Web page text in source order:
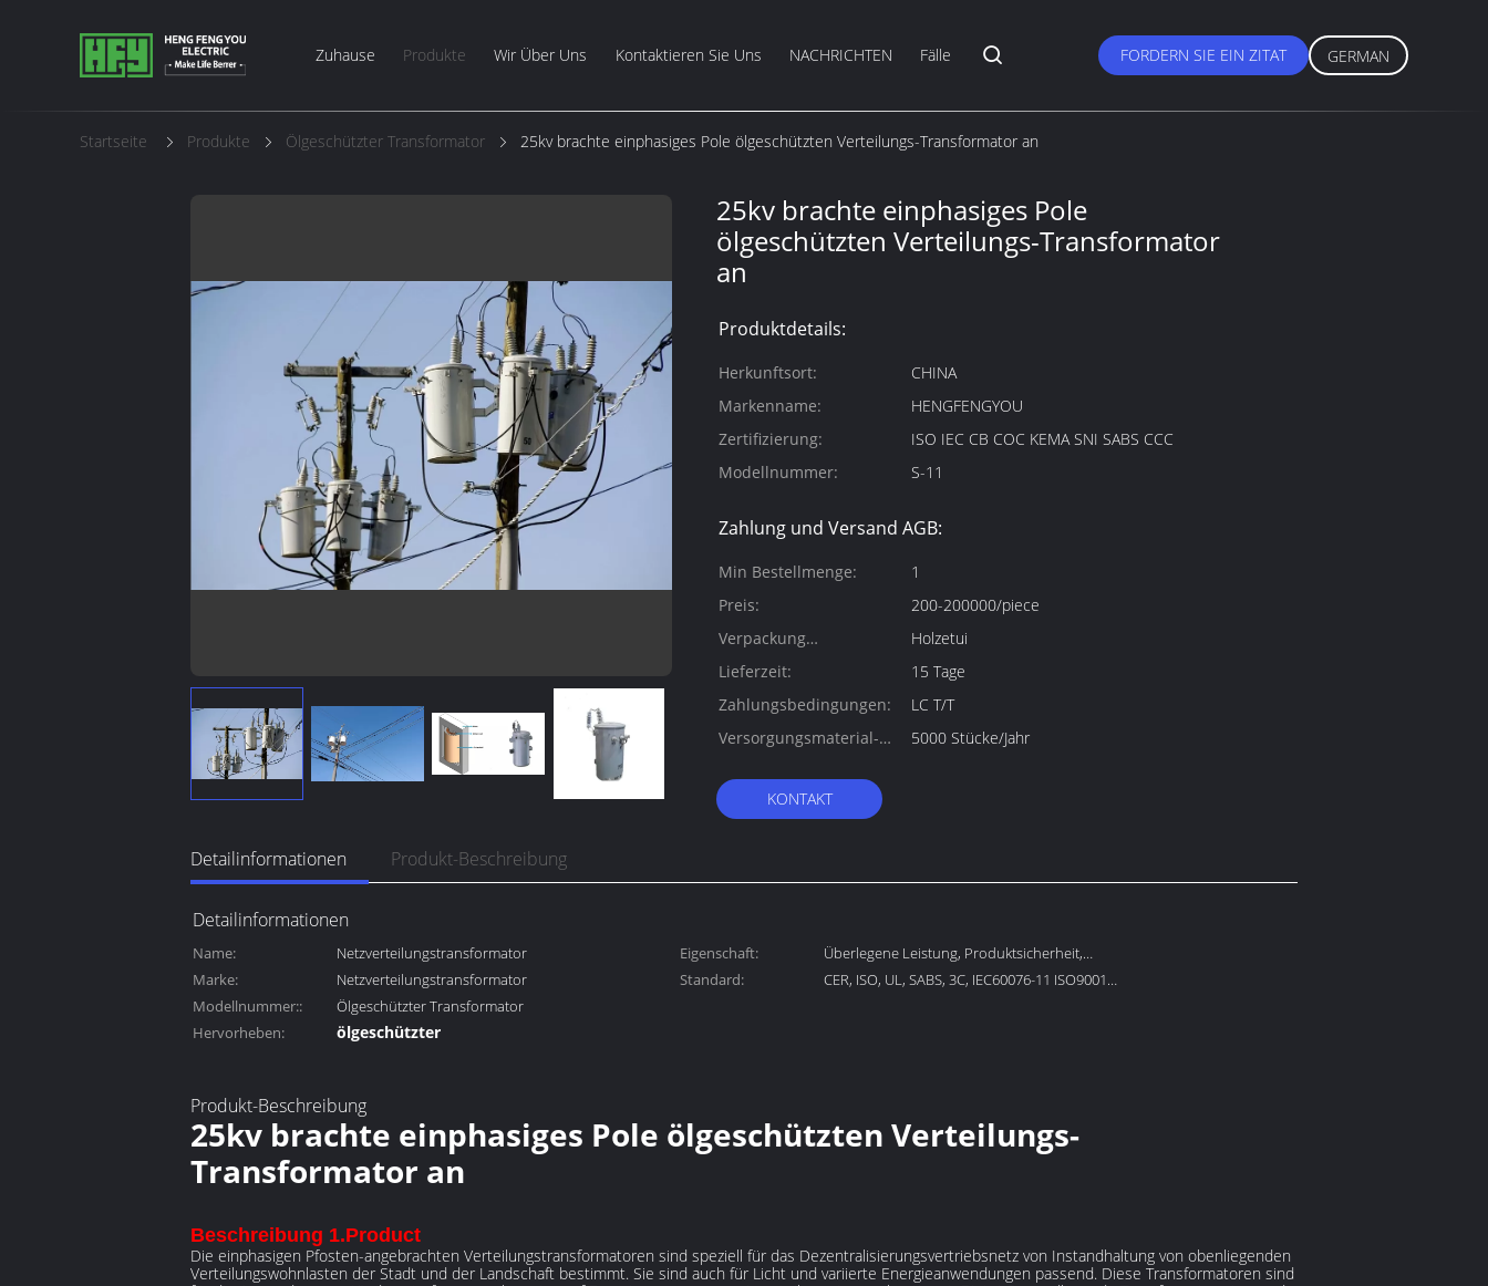
Zuhause Produkte Wir Über Uns Kontaktieren Sie Uns NACHRICHTEN Fälle FORDERN SIE EIN ZITAT GERMAN
Startseite Produkte Ölgeschützter Transformator 25kv brachte einphasiges Pole ölgeschützten Verteilungs-Transformator an
25kv brachte einphasiges Pole
ölgeschützten Verteilungs-Transformator
an
Produktdetails:
Herkunftsort:
CHINA
Markenname:
HENGFENGYOU
Zertifizierung:
ISO IEC CB COC KEMA SNI SABS CCC
Modellnummer:
S-11
Zahlung und Versand AGB:
Min Bestellmenge:
1
Preis:
200-200000/piece
Verpackung
Informationen:
Holzetui
Lieferzeit:
15 Tage
Zahlungsbedingungen:
LC T/T
Versorgungsmaterial-
5000 Stücke/Jahr
KONTAKT
Detailinformationen Produkt-Beschreibung
Detailinformationen
Name: Netzverteilungstransformator Eigenschaft:
Überlegene Leistung, Produktsicherheit,
Zuverlässigkeit, Umweltschutz
Marke: Netzverteilungstransformator Standard:
CER, ISO, UL, SABS, 3C, IEC60076-11 ISO9001
Modellnummer::
Ölgeschützter Transformator
Hervorheben:
ölgeschützter
Produkt-Beschreibung
25kv brachte einphasiges Pole ölgeschützten Verteilungs-
Transformator an
Beschreibung 1.Product
Die einphasigen Pfosten-angebrachten Verteilungstransformatoren sind speziell für das Dezentralisierungsvertriebsnetz von Instandhaltung von obenliegenden
Verteilungswohnlasten der Stadt und der Landschaft bestimmt. Sie sind auch für Licht und variierte Energieanwendungen passend. Diese Transformatoren sind